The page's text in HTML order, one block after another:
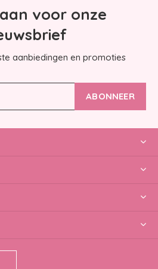
voor onze
aanbiedingen en promoties
ABONNEER